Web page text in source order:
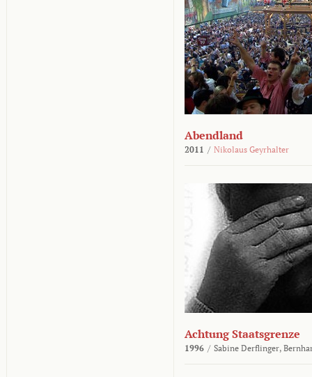
Abendland
2011 / Nikolaus Geyrhalter
Achtung Staatsgrenze
1996 / Sabine Derflinger,